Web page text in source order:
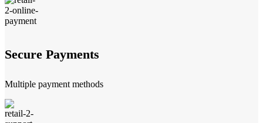
Secure Payments
Multiple payment methods